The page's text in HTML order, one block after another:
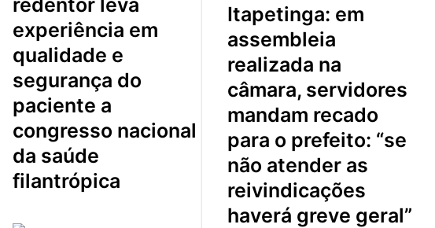
experiência em
qualidade e
segurança do
paciente a
congresso nacional
da saúde
filantrópica
itapetinga: em
assembleia
realizada na
câmara, servidores
mandam recado
para o prefeito: “se
não atender as
reivindicações
haverá greve geral”